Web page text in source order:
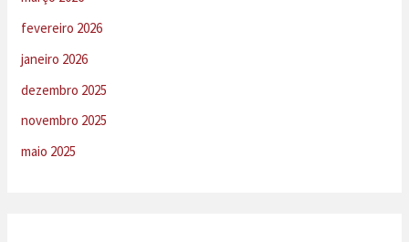
fevereiro 2026
janeiro 2026
dezembro 2025
novembro 2025
maio 2025